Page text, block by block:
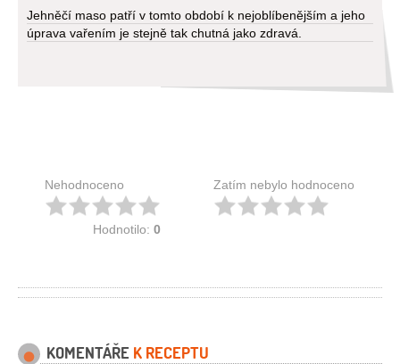
Jehněčí maso patří v tomto období k nejoblíbenějším a jeho
úprava vařením je stejně tak chutná jako zdravá.
Nehodnoceno
Hodnotilo: 0
Zatím nebylo hodnoceno
KOMENTÁŘE K RECEPTU